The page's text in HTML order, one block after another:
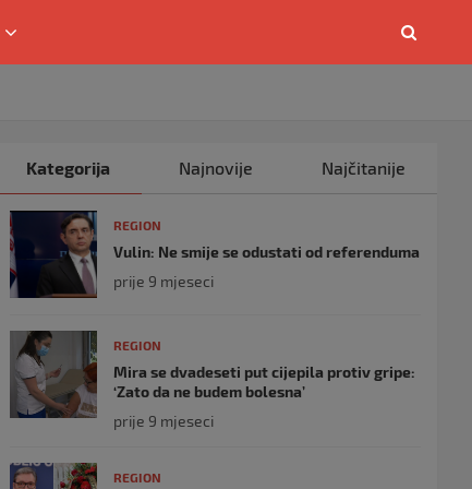
Kategorija Najnovije Najčitanije
REGION
Vulin: Ne smije se odustati od referenduma
prije 9 mjeseci
REGION
Mira se dvadeseti put cijepila protiv gripe:
‘Zato da ne budem bolesna’
prije 9 mjeseci
REGION